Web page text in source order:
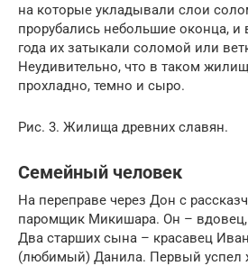
на которые укладывали слои
прорубались небольшие оконца, и
года их затыкали соломой или
Неудивительно, что в таком
прохладно, темно и сыро.
Рис. 3. Жилища древних славян.
Семейный человек
На переправе через Дон с
паромщик Микишара. Он – вдовец,
Два старших сына – красавец
(любимый) Данила. Первый успел